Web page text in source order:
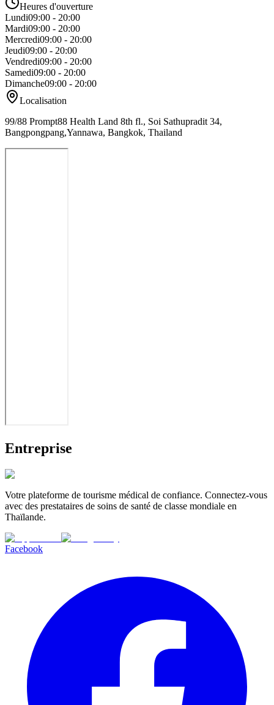
Heures d'ouverture
Lundi09:00 - 20:00
Mardi09:00 - 20:00
Mercredi09:00 - 20:00
Jeudi09:00 - 20:00
Vendredi09:00 - 20:00
Samedi09:00 - 20:00
Dimanche09:00 - 20:00
Localisation
99/88 Prompt88 Health Land 8th fl., Soi Sathupradit 34,
Bangpongpang,Yannawa, Bangkok, Thailand
Entreprise
Votre plateforme de tourisme médical de confiance. Connectez-vous
avec des prestataires de soins de santé de classe mondiale en
Thaïlande.
Facebook